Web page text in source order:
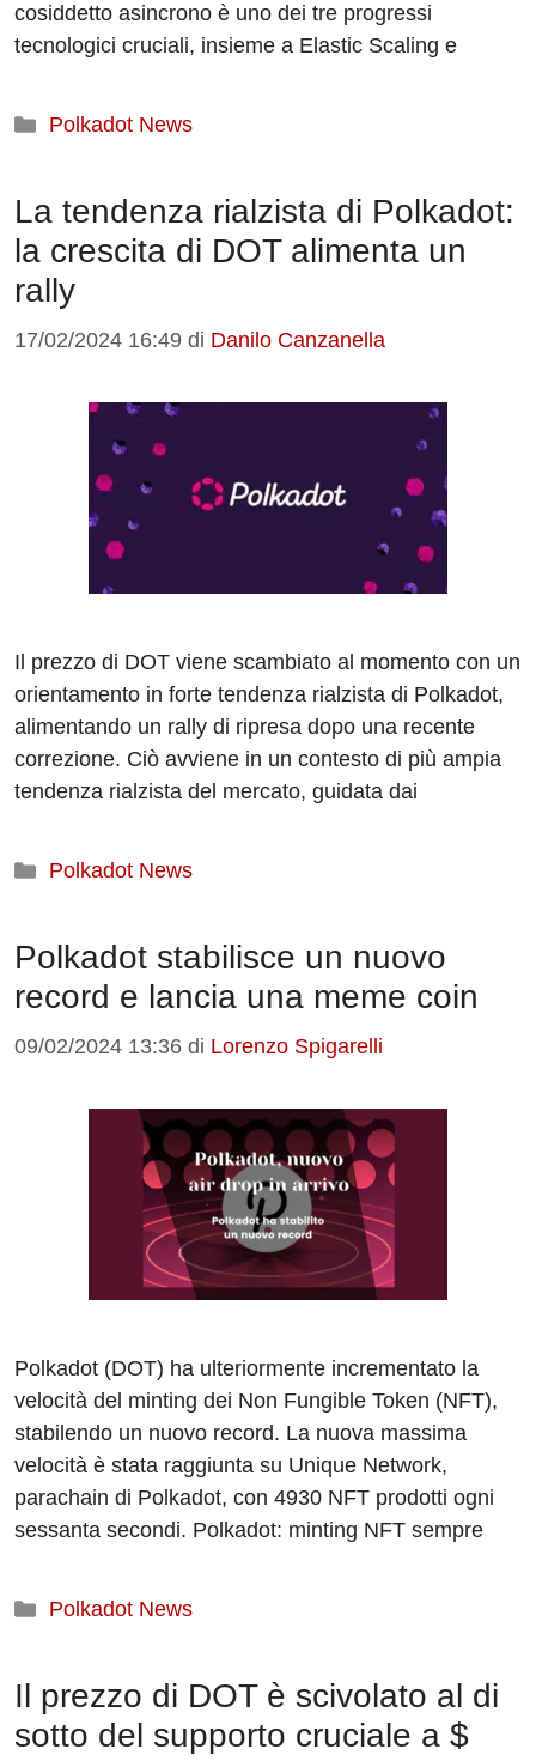
cosiddetto asincrono è uno dei tre progressi
tecnologici cruciali, insieme a Elastic Scaling e
Categorie
Polkadot News
La tendenza rialzista di Polkadot:
la crescita di DOT alimenta un
rally
17/02/2024 16:49 di Danilo Canzanella
Il prezzo di DOT viene scambiato al momento con un
orientamento in forte tendenza rialzista di Polkadot,
alimentando un rally di ripresa dopo una recente
correzione. Ciò avviene in un contesto di più ampia
tendenza rialzista del mercato, guidata dai
Categorie
Polkadot News
Polkadot stabilisce un nuovo
record e lancia una meme coin
09/02/2024 13:36 di Lorenzo Spigarelli
Polkadot (DOT) ha ulteriormente incrementato la
velocità del minting dei Non Fungible Token (NFT),
stabilendo un nuovo record. La nuova massima
velocità è stata raggiunta su Unique Network,
parachain di Polkadot, con 4930 NFT prodotti ogni
sessanta secondi. Polkadot: minting NFT sempre
Categorie
Polkadot News
Il prezzo di DOT è scivolato al di
sotto del supporto cruciale a $